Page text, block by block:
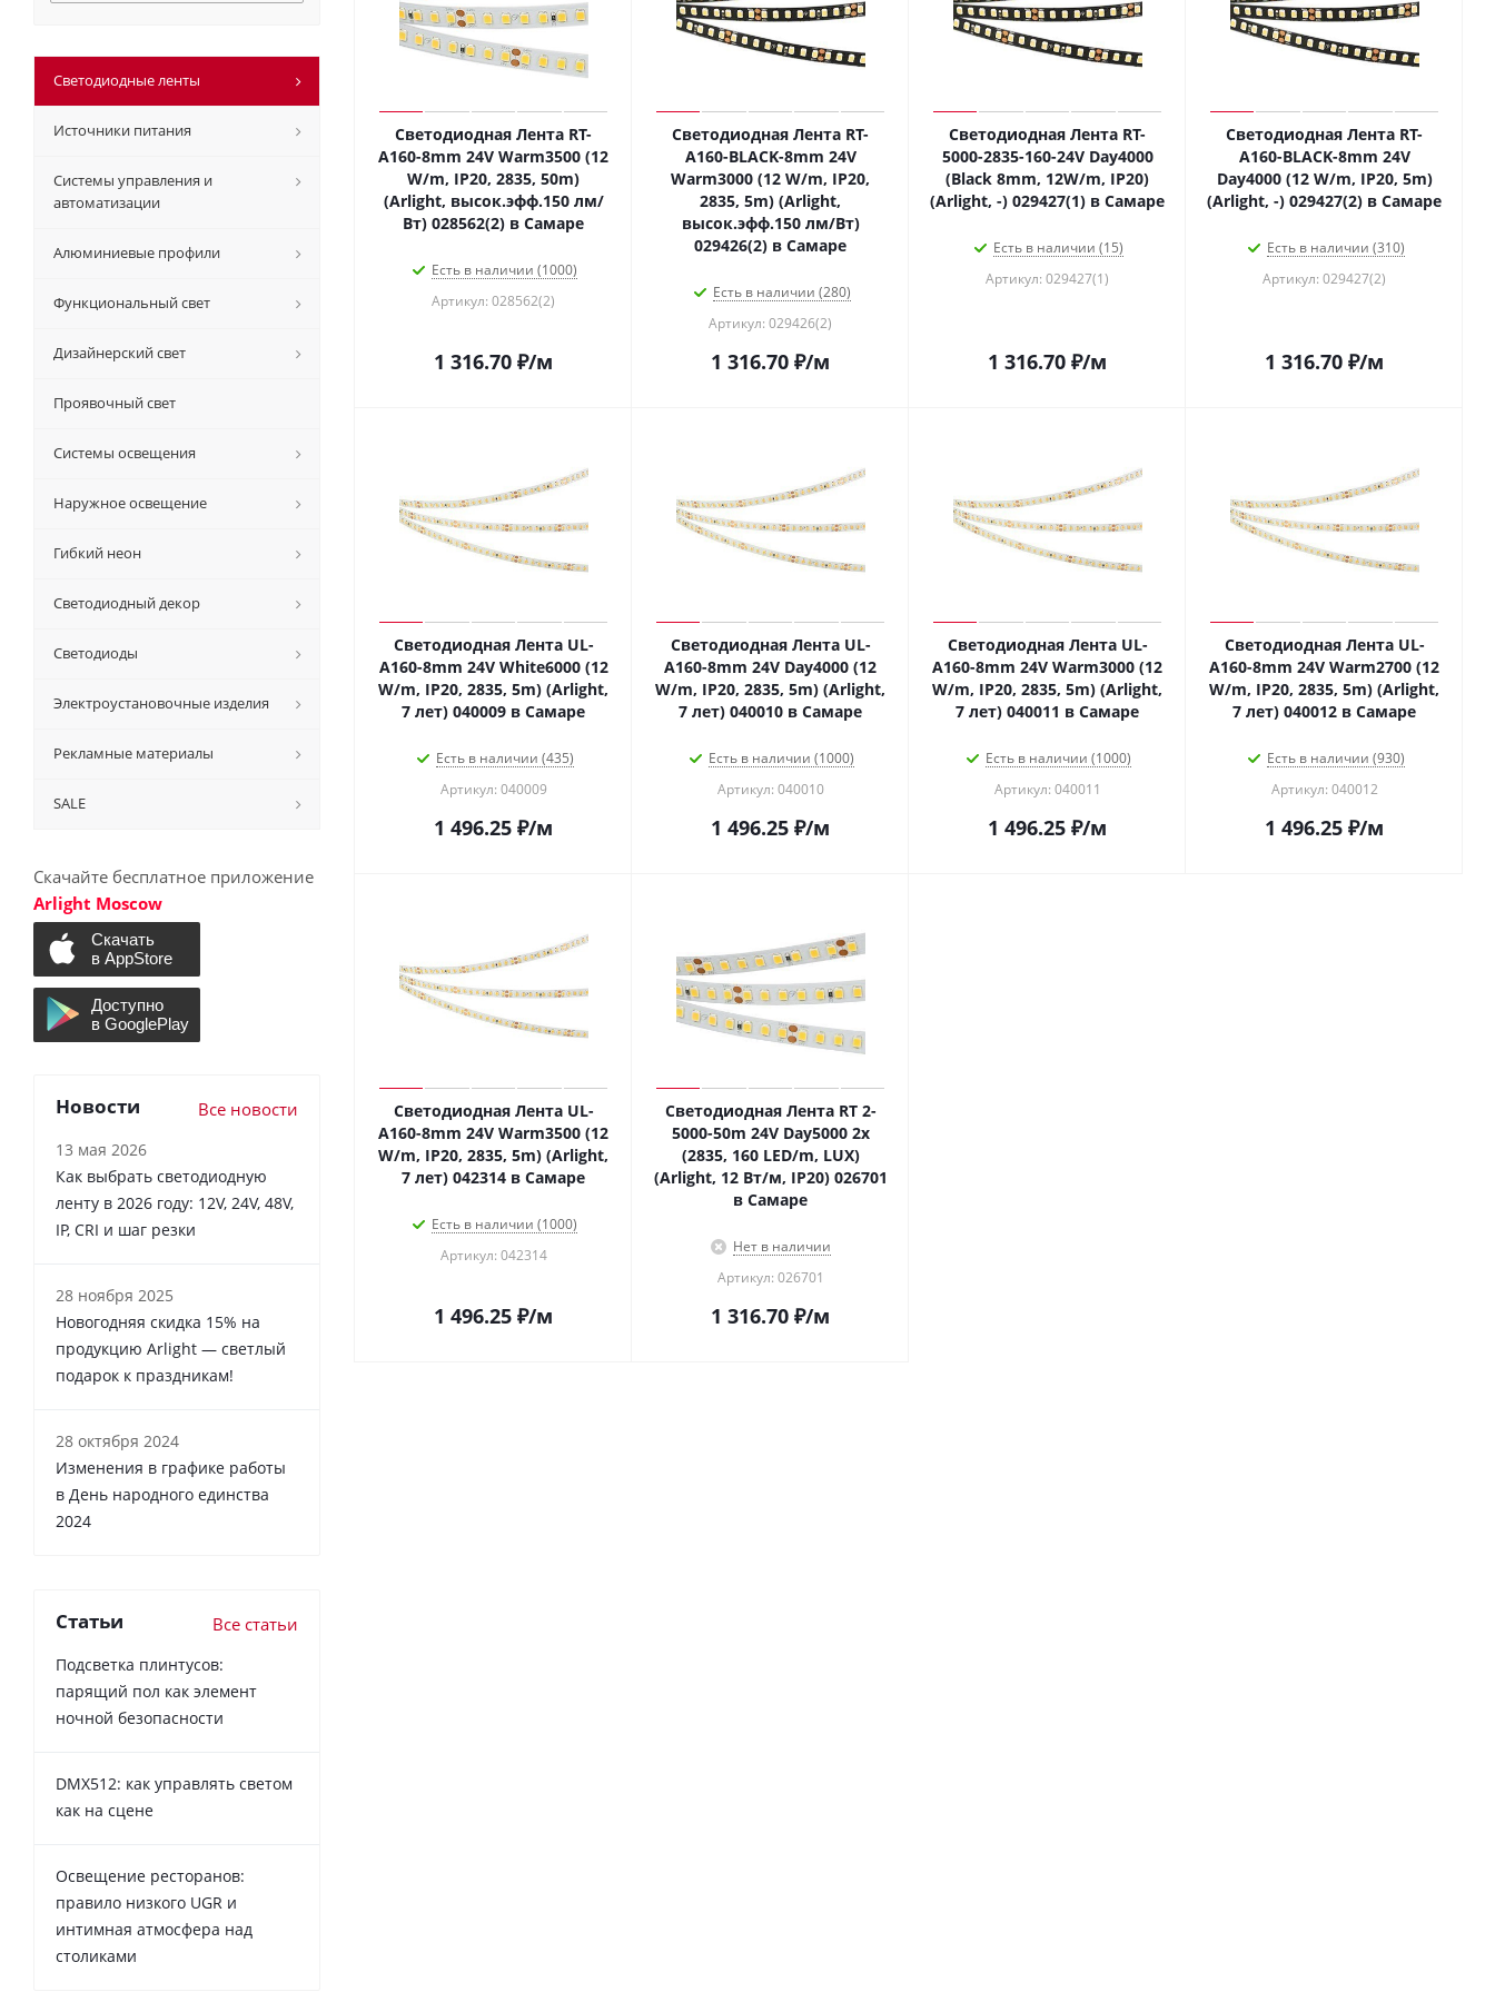
Светодиодная Лента RT-
A160-8mm 24V Warm3500 (12
W/m, IP20, 2835, 50m)
(Arlight, высок.эфф.150 лм/
Вт) 028562(2) в Самаре
Есть в наличии (1000)
Артикул: 028562(2)
1 316.70 ₽/м
Светодиодная Лента RT-
A160-BLACK-8mm 24V
Warm3000 (12 W/m, IP20,
2835, 5m) (Arlight,
высок.эфф.150 лм/Вт)
029426(2) в Самаре
Есть в наличии (280)
Артикул: 029426(2)
1 316.70 ₽/м
Светодиодная Лента RT-
5000-2835-160-24V Day4000
(Black 8mm, 12W/m, IP20)
(Arlight, -) 029427(1) в Самаре
Есть в наличии (15)
Артикул: 029427(1)
1 316.70 ₽/м
Светодиодная Лента RT-
A160-BLACK-8mm 24V
Day4000 (12 W/m, IP20, 5m)
(Arlight, -) 029427(2) в Самаре
Есть в наличии (310)
Артикул: 029427(2)
1 316.70 ₽/м
Светодиодная Лента UL-
A160-8mm 24V White6000 (12
W/m, IP20, 2835, 5m) (Arlight,
7 лет) 040009 в Самаре
Есть в наличии (435)
Артикул: 040009
1 496.25 ₽/м
Светодиодная Лента UL-
A160-8mm 24V Day4000 (12
W/m, IP20, 2835, 5m) (Arlight,
7 лет) 040010 в Самаре
Есть в наличии (1000)
Артикул: 040010
1 496.25 ₽/м
Светодиодная Лента UL-
A160-8mm 24V Warm3000 (12
W/m, IP20, 2835, 5m) (Arlight,
7 лет) 040011 в Самаре
Есть в наличии (1000)
Артикул: 040011
1 496.25 ₽/м
Светодиодная Лента UL-
A160-8mm 24V Warm2700 (12
W/m, IP20, 2835, 5m) (Arlight,
7 лет) 040012 в Самаре
Есть в наличии (930)
Артикул: 040012
1 496.25 ₽/м
Светодиодная Лента UL-
A160-8mm 24V Warm3500 (12
W/m, IP20, 2835, 5m) (Arlight,
7 лет) 042314 в Самаре
Есть в наличии (1000)
Артикул: 042314
1 496.25 ₽/м
Светодиодная Лента RT 2-
5000-50m 24V Day5000 2x
(2835, 160 LED/m, LUX)
(Arlight, 12 Вт/м, IP20) 026701
в Самаре
Нет в наличии
Артикул: 026701
1 316.70 ₽/м
Светодиодные ленты
Источники питания
Системы управления и
автоматизации
Алюминиевые профили
Функциональный свет
Дизайнерский свет
Проявочный свет
Системы освещения
Наружное освещение
Гибкий неон
Светодиодный декор
Светодиоды
Электроустановочные изделия
Рекламные материалы
SALE
Скачайте бесплатное приложение
Arlight Moscow
Новости Все новости
13 мая 2026
Как выбрать светодиодную
ленту в 2026 году: 12V, 24V, 48V,
IP, CRI и шаг резки
28 ноября 2025
Новогодняя скидка 15% на
продукцию Arlight — светлый
подарок к праздникам!
28 октября 2024
Изменения в графике работы
в День народного единства
2024
Статьи Все статьи
Подсветка плинтусов:
парящий пол как элемент
ночной безопасности
DMX512: как управлять светом
как на сцене
Освещение ресторанов:
правило низкого UGR и
интимная атмосфера над
столиками